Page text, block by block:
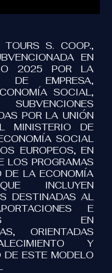
TOURS S. COOP.,
EN
2025 POR LA
DE EMPRESA,
SOCIAL,
POR LA UNIÓN
MINISTERIO DE
SOCIAL
EUROPEOS, EN
LOS PROGRAMAS
DE LA ECONOMÍA
INCLUYEN
DESTINADAS AL
E
EN
ORIENTADAS
Y
DE ESTE MODELO